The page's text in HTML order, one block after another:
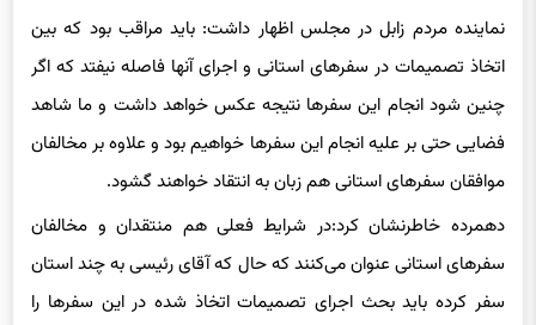
نماینده مردم زابل در مجلس اظهار داشت:‌ باید مراقب بود که بین
اتخاذ تصمیمات در سفرهای استانی و اجرایآنها فاصله نیفتد که اگر
چنین شود انجام این سفرها نتیجه عکس خواهد داشت و ما شاهد
فضایی حتی بر علیه انجام این سفرها خواهیم بود و علاوه بر مخالفان
موافقان سفرهای استانی هم زبان به انتقاد خواهند گشود.
دهمرده خاطرنشان کرد:‌در شرایط فعلی هم منتقدان و مخالفان
سفرهای استانی عنوان می‌کنند که حال که آقای رئیسی به چند استان
سفر کرده باید بحث اجرای تصمیمات اتخاذ شده در این سفرها را